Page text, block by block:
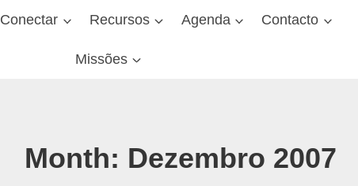
Conectar Recursos Agenda Contacto
Missões
Month: Dezembro 2007